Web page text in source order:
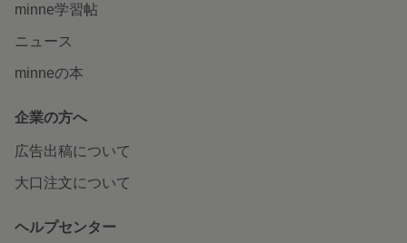
minne学習帖
ニュース
minneの本
企業の方へ
広告出稿について
大口注文について
ヘルプセンター